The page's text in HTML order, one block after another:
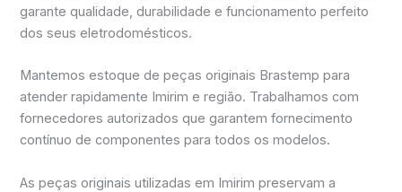
garante qualidade, durabilidade e funcionamento perfeito
dos seus eletrodomésticos.
Mantemos estoque de peças originais Brastemp para
atender rapidamente Imirim e região. Trabalhamos com
fornecedores autorizados que garantem fornecimento
contínuo de componentes para todos os modelos.
As peças originais utilizadas em Imirim preservam a